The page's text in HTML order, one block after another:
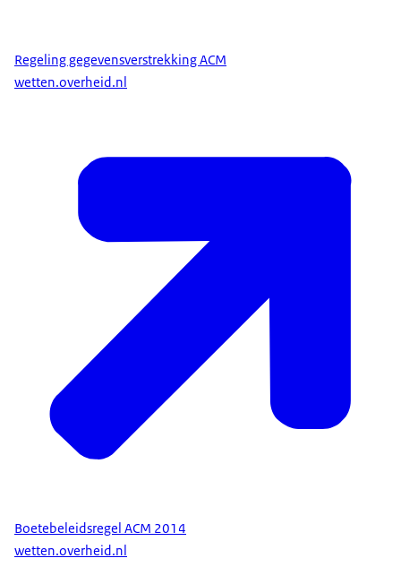
Regeling gegevensverstrekking ACM
wetten.overheid.nl
Boetebeleidsregel ACM 2014
wetten.overheid.nl